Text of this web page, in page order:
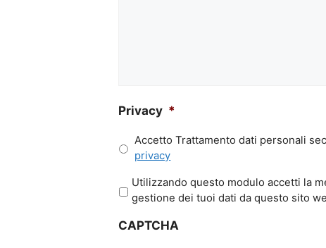
Privacy *
Accetto Trattamento dati personali
privacy
r
v
Utilizzando questo modulo accetti la
gestione dei tuoi dati da questo sito
CAPTCHA